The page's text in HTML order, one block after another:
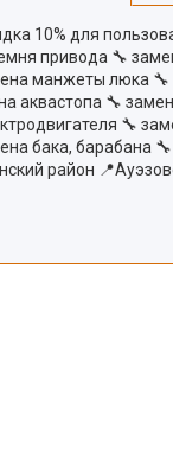
10% для
привода 🔧
манжеты люка
аквастопа 🔧
🔧
бака, барабана
район